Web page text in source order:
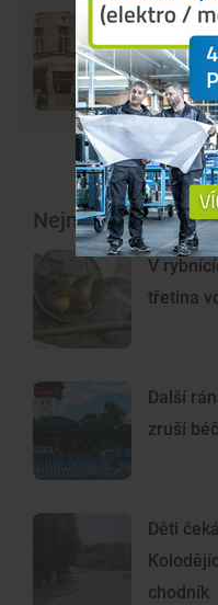
DRBNA
byla
Nejnovější články
V
třetina
Další
zruší
Děti
chodník